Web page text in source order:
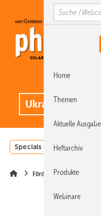
Hauptinhalt
Hauptmenü
SiteSearch
Specials
Förderung
Search
Home
Themen
Aktuelle Ausgabe
Heftarchiv
Produkte
Webinare